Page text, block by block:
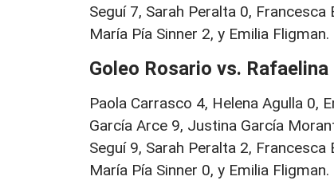
Seguí 7, Sarah Peralta 0,
María Pía Sinner 2, y Emilia Fligman.
Goleo Rosario vs. Rafaelina
Paola Carrasco 4, Helena Agulla 0,
García Arce 9, Justina García
Seguí 9, Sarah Peralta 2,
María Pía Sinner 0, y Emilia Fligman.